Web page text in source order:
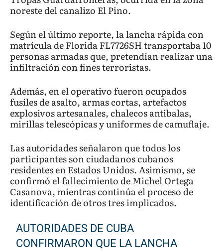
noreste del canalizo El Pino.
Según el último reporte, la lancha rápida con
matrícula de Florida FL7726SH transportaba 10
personas armadas que, pretendían realizar una
infiltración con fines terroristas.
Además, en el operativo fueron ocupados
fusiles de asalto, armas cortas, artefactos
explosivos artesanales, chalecos antibalas,
mirillas telescópicas y uniformes de camuflaje.
Las autoridades señalaron que todos los
participantes son ciudadanos cubanos
residentes en Estados Unidos. Asimismo, se
confirmó el fallecimiento de Michel Ortega
Casanova, mientras continúa el proceso de
identificación de otros tres implicados.
AUTORIDADES DE CUBA
CONFIRMARON QUE LA LANCHA